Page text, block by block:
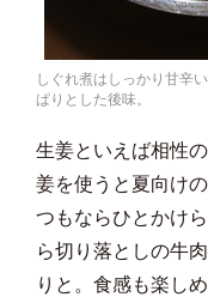
しぐれ煮はしっかり甘辛
ぱりとした後味。
生姜といえば相性
姜を使うと夏向け
つもならひとかけ
ら切り落としの牛
りと。食感も楽し